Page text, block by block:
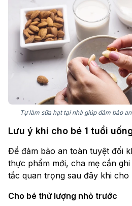
Tự làm sữa hạt tại nhà giúp đảm bảo
Lưu ý khi cho bé 1 tuổi
Để đảm bảo an toàn tuyệt đối
thực phẩm mới, cha mẹ cần
tắc quan trọng sau đây khi cho
Cho bé thử lượng nhỏ trước